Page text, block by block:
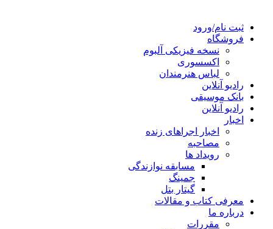
ثبت نام/ورود
فروشگاه
نسخه فیزیکی آلبوم
اکسسوری
لباس هنرمندان
رادیو آنلاین
بانک موسیقی
رادیو آنلاین
اخبار
اخبار اجراهای زنده
مصاحبه
رویداد ها
مسابقه نوازندگی
جمینگ
گیتار بتل
معرفی کتاب و مقالات
درباره ما
مقررات